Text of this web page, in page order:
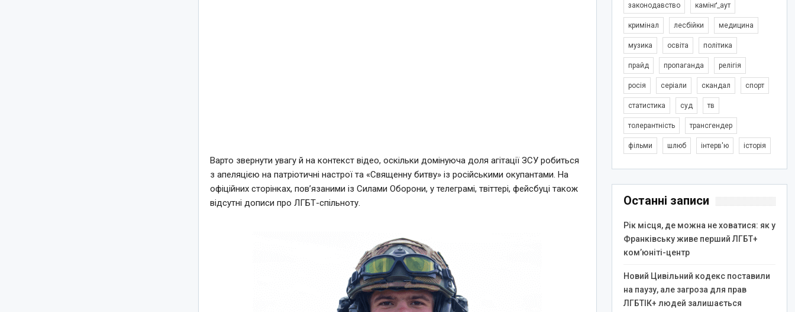
Варто звернути увагу й на контекст відео, оскільки домінуюча доля агітації ЗСУ робиться
з апеляцією на патріотичні настрої та «Священну битву» із російськими окупантами. На
офіційних сторінках, пов’язаними із Силами Оборони, у телеграмі, твіттері, фейсбуці також
відсутні дописи про ЛГБТ-спільноту.
законодавство камінґ_аут
кримінал лесбійки медицина
музика освіта політика
прайд пропаганда релігія
росія серіали скандал спорт
статистика суд тв
толерантність трансгендер
фільми шлюб інтерв'ю історія
Останні записи
Рік місця, де можна не ховатися: як у
Франківську живе перший ЛГБТ+
ком’юніті-центр
Новий Цивільний кодекс поставили
на паузу, але загроза для прав
ЛГБТІК+ людей залишається